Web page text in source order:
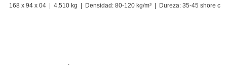
168 x 94 x 04 | 4,510 kg | Densidad: 80-120 kg/m³ | Dureza: 35-45 shore c